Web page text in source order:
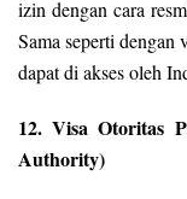
izin dengan cara
Sama seperti
dapat di akses oleh
12. Visa Otoritas
Authority)